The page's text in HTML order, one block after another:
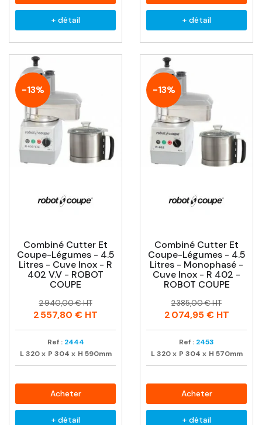
+ détail + détail
-13%
Combiné Cutter Et
Coupe-Légumes - 4.5
Litres - Cuve Inox - R
402 V.V - ROBOT
COUPE
Prix
Prix
habituel
2 940,00 € HT
2 557,80 € HT
Ref : 2444
L 320 x P 304 x H 590mm
Acheter
+ détail
-13%
Combiné Cutter Et
Coupe-Légumes - 4.5
Litres - Monophasé -
Cuve Inox - R 402 -
ROBOT COUPE
Prix
Prix
habituel
2 385,00 € HT
2 074,95 €HT
Ref : 2453
L 320 x P 304 x H 570mm
Acheter
+ détail